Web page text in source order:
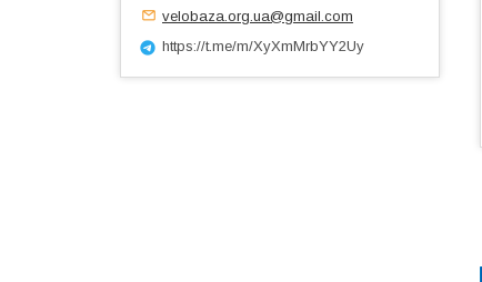
velobaza.org.ua@gmail.com
https://t.me/m/XyXmMrbYY2Uy